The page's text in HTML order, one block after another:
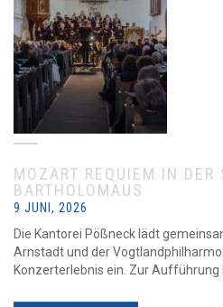
MOZART REQUIEM IN DER
BARTHOLOMÄUS
9 JUNI, 2026
Die Kantorei Pößneck lädt
Arnstadt und der
Konzerterlebnis ein. Zur Aufführung